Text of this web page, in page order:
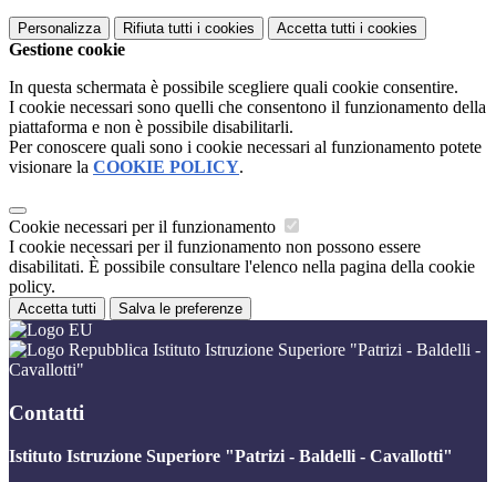
Personalizza Rifiuta tutti i cookies Accetta tutti i cookies
Gestione cookie
In questa schermata è possibile scegliere quali cookie consentire.
I cookie necessari sono quelli che consentono il funzionamento della
piattaforma e non è possibile disabilitarli.
Per conoscere quali sono i cookie necessari al funzionamento potete
visionare la COOKIE POLICY.
Cookie necessari per il funzionamento
I cookie necessari per il funzionamento non possono essere
disabilitati. È possibile consultare l'elenco nella pagina della cookie
policy.
Accetta tutti Salva le preferenze
Istituto Istruzione Superiore "Patrizi - Baldelli -
Cavallotti"
Contatti
Istituto Istruzione Superiore "Patrizi - Baldelli - Cavallotti"